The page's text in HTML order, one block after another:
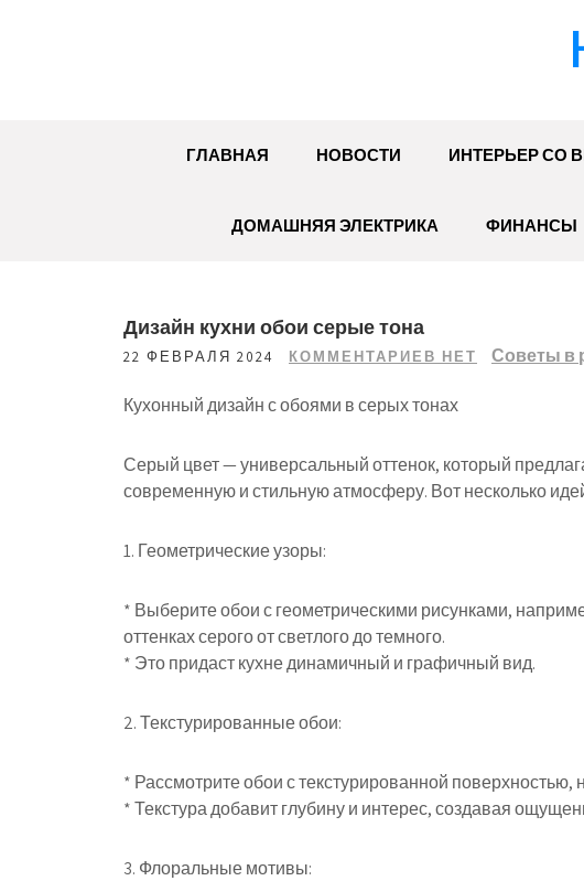
ГЛАВНАЯ НОВОСТИ ИНТЕРЬЕР СО
ДОМАШНЯЯ ЭЛЕКТРИКА ФИНАНСЫ
Дизайн кухни обои серые тона
22 ФЕВРАЛЯ 2024 КОММЕНТАРИЕВ НЕТ Советы в
Кухонный дизайн с обоями в серых тонах
Серый цвет — универсальный оттенок, который
современную и стильную атмосферу. Вот несколько
1. Геометрические узоры:
* Выберите обои с геометрическими рисунками,
оттенках серого от светлого до темного.
* Это придаст кухне динамичный и графичный вид.
2. Текстурированные обои:
* Рассмотрите обои с текстурированной
* Текстура добавит глубину и интерес, создавая
3. Флоральные мотивы: